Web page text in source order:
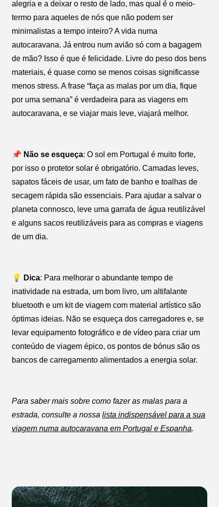
alegria e a deixar o resto de lado, mas qual é o meio-
termo para aqueles de nós que não podem ser
minimalistas a tempo inteiro? A vida numa
autocaravana. Já entrou num avião só com a bagagem
de mão? Isso é que é felicidade. Livre do peso dos bens
materiais, é quase como se menos coisas significasse
menos stress. A frase “faça as malas por um dia, fique
por uma semana” é verdadeira para as viagens em
autocaravana, e se viajar mais leve, viajará melhor.
📌 Não se esqueça: O sol em Portugal é muito forte,
por isso o protetor solar é obrigatório. Camadas leves,
sapatos fáceis de usar, um fato de banho e toalhas de
secagem rápida são essenciais. Para ajudar a salvar o
planeta connosco, leve uma garrafa de água reutilizável
e alguns sacos reutilizáveis para as compras e viagens
de um dia.
💡 Dica: Para melhorar o abundante tempo de
inatividade na estrada, um bom livro, um altifalante
bluetooth e um kit de viagem com material artístico são
óptimas ideias. Não se esqueça dos carregadores e, se
levar equipamento fotográfico e de vídeo para criar um
conteúdo de viagem épico, os pontos de bónus são os
bancos de carregamento alimentados a energia solar.
Para saber mais sobre como fazer as malas para a
estrada, consulte a nossa lista indispensável para a sua
viagem numa autocaravana em Portugal e Espanha.